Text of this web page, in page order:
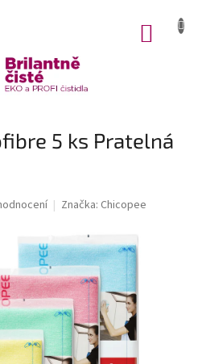
5 ks Pratelná
Značka: Chicopee